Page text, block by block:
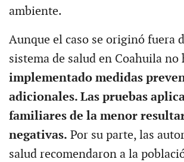
ambiente.
Aunque el caso se originó fuera
sistema de salud en Coahuila no
implementado medidas
adicionales. Las pruebas
familiares de la menor
negativas. Por su parte, las
salud recomendaron a la